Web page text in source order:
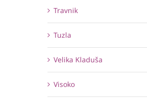
Travnik
Tuzla
Velika Kladuša
Visoko